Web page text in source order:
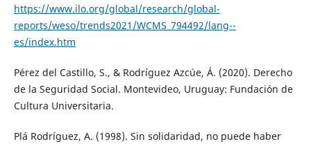
https://www.ilo.org/global/research/global-
reports/weso/trends2021/WCMS_794492/lang--
es/index.htm
Pérez del Castillo, S., & Rodríguez Azcúe, Á. (2020). Derecho
de la Seguridad Social. Montevideo, Uruguay: Fundación de
Cultura Universitaria.
Plá Rodríguez, A. (1998). Sin solidaridad, no puede haber